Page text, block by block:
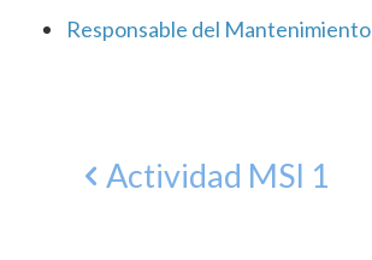
Responsable del Mantenimiento
Actividad MSI 1